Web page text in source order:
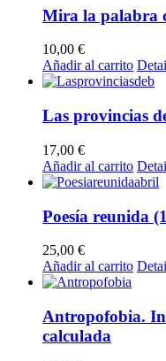
Mira la palabra
10,00 €
Añadir al carrito
Las provincias
17,00 €
Añadir al carrito
Poesía reunida
25,00 €
Añadir al carrito
Antropofobia.
calculada